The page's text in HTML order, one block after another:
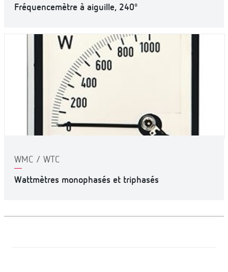
Fréquencemètre à aiguille, 240º
WMC / WTC
Wattmètres monophasés et triphasés